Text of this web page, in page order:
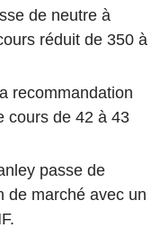
de neutre à
réduit de 350 à
recommandation
cours de 42 à 43
passe de
de marché avec un